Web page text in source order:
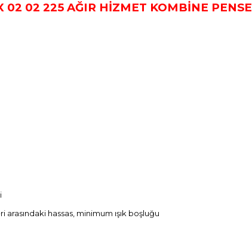
02 02 225 AĞIR HİZMET KOMBİNE PENSE
hassas, minimum ışık boşluğu